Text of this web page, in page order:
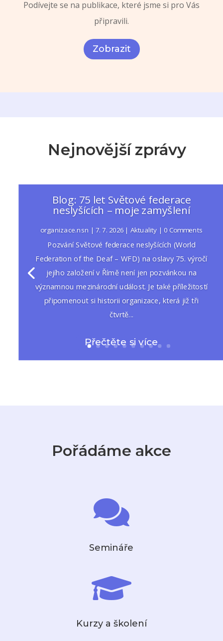
Podívejte se na publikace, které jsme si pro Vás
připravili.
Zobrazit

Zprávy
Snažíme se Vás informovat o aktuálním dění.
ZOBRAZIT

Nejnovější zprávy
Blog: 75 let Světové federace
neslyšících – moje zamyšlení
organizace.nsn |7. 7. 2026 |Aktuality | 0 Comments
Pozvání Světové federace neslyšících (World
Federation of the Deaf – WFD) na oslavy 75. výročí
jejího založení v Římě není jen pozvánkou na
významnou mezinárodní událost. Je také příležitostí
připomenout si historii organizace, která již tři
čtvrtě...
Přečtěte si více
Pořádáme akce

Semináře

Kurzy a školení